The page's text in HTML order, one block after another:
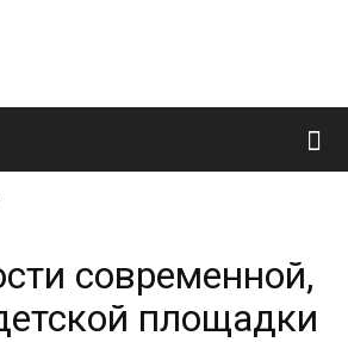
Французский
и
современной,
площадки